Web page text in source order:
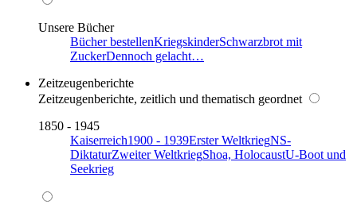
Unsere Bücher
Bücher bestellenKriegskinderSchwarzbrot mit
ZuckerDennoch gelacht…
Zeitzeugenberichte
Zeitzeugenberichte, zeitlich und thematisch geordnet
1850 - 1945
Kaiserreich1900 - 1939Erster WeltkriegNS-
DiktaturZweiter WeltkriegShoa, HolocaustU-Boot und
Seekrieg